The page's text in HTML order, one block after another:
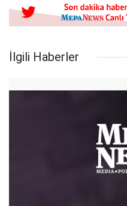
İlgili Haberler